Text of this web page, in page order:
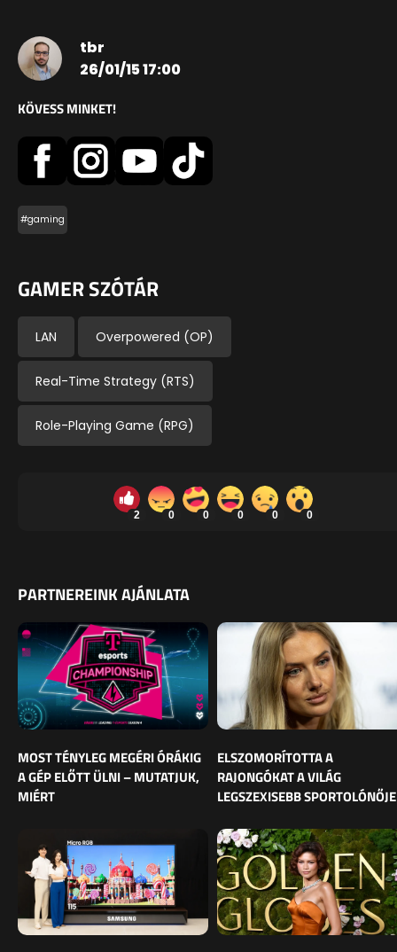
tbr
26/01/15 17:00
KÖVESS MINKET!
#gaming
GAMER SZÓTÁR
LAN Overpowered (OP)
Real-Time Strategy (RTS)
Role-Playing Game (RPG)
2 0 0 0 0 0
PARTNEREINK AJÁNLATA
MOST TÉNYLEG MEGÉRI ÓRÁKIG
A GÉP ELŐTT ÜLNI – MUTATJUK,
MIÉRT
ELSZOMORÍTOTTA A
RAJONGÓKAT A VILÁG
LEGSZEXISEBB SPORTOLÓNŐJE